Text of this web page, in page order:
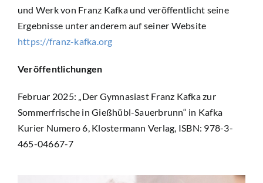
Suche
nach:
und Werk von Franz Kafka und veröffentlicht seine
Ergebnisse unter anderem auf seiner Website
https://franz-kafka.org
Veröffentlichungen
Februar 2025: „Der Gymnasiast Franz Kafka zur
Sommerfrische in Gießhübl-Sauerbrunn“ in Kafka
Kurier Numero 6, Klostermann Verlag, ISBN: 978-3-
465-04667-7